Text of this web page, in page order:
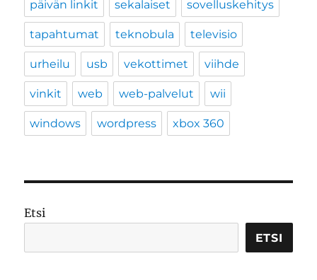
päivän linkit sekalaiset sovelluskehitys
tapahtumat teknobula televisio
urheilu usb vekottimet viihde
vinkit web web-palvelut wii
windows wordpress xbox 360
Etsi
ETSI